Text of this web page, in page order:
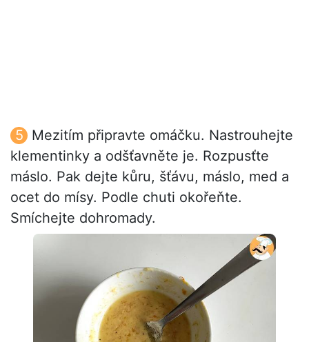
Mezitím připravte omáčku. Nastrouhejte
klementinky a odšťavněte je. Rozpusťte
máslo. Pak dejte kůru, šťávu, máslo, med a
ocet do mísy. Podle chuti okořeňte.
Smíchejte dohromady.